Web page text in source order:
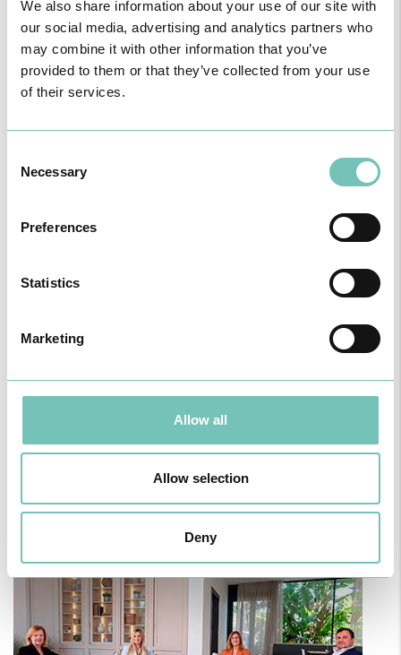
We also share information about your use of our site with
our social media, advertising and analytics partners who
may combine it with other information that you’ve
provided to them or that they’ve collected from your use
of their services.
Selection
Necessary
Preferences
Statistics
Marketing
Allow all
Allow selection
Deny
PAEDIATRIC STRABISMUS SURGERY
First Paediatric Strabismus Surgery in the private sector in the
Algarve was pe…